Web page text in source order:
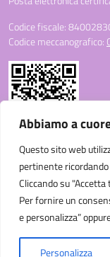
Abbiamo a
Questo sito web
pertinente
Cliccando su
Per fornire un
e personalizza”
Personalizza
Codice fiscale:
Codice meccanografico:
Codice
Codice
Codice Univoco